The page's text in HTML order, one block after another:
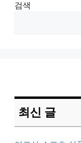
검색
최신 글